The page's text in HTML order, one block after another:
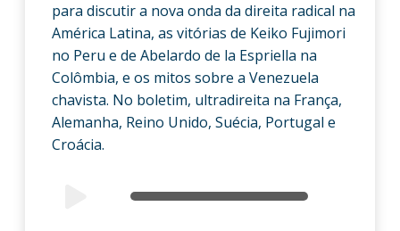
para discutir a nova onda da direita radical na
América Latina, as vitórias de Keiko Fujimori
no Peru e de Abelardo de la Espriella na
Colômbia, e os mitos sobre a Venezuela
chavista. No boletim, ultradireita na França,
Alemanha, Reino Unido, Suécia, Portugal e
Croácia.